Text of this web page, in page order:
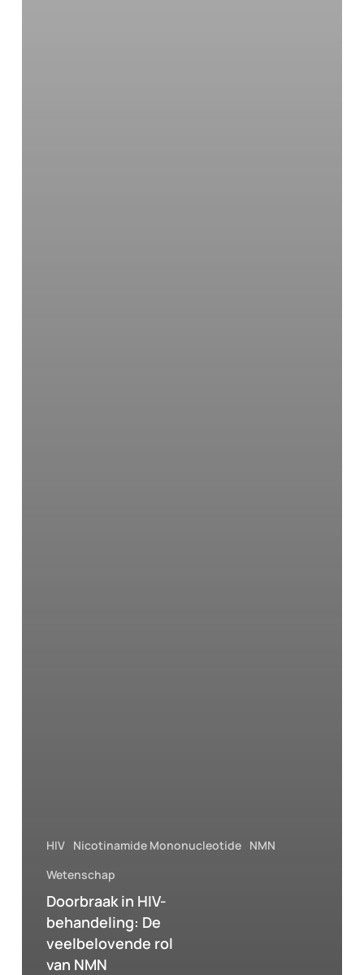
HIV Nicotinamide Mononucleotide NMN
Wetenschap
Doorbraak in HIV-
behandeling: De
veelbelovende rol
van NMN